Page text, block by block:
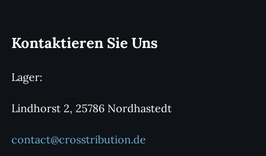
Kontaktieren Sie Uns
Lager:
Lindhorst 2, 25786 Nordhastedt
contact@crosstribution.de